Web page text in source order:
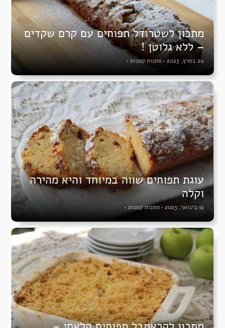
מתכון לשטרודל תפוחים עם קרם שקדים
– ללא גלוטן !
20 במרץ, 2023 • מתנות קטנות •
עוגת תפוחים שווה במיוחד והיא מהירה
וקלה
12 בינואר, 2023 • מתנות קטנות •